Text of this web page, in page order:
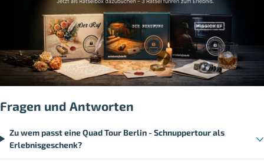
Fragen und Antworten
Zu wem passt eine Quad Tour Berlin - Schnuppertour als
Erlebnisgeschenk?